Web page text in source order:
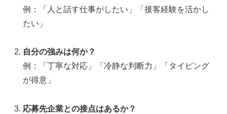
例：「人と話す仕事がしたい」「接客経験を活かし
たい」
自分の強みは何か？
例：「丁寧な対応」「冷静な判断力」「タイピング
が得意」
応募先企業との接点はあるか？